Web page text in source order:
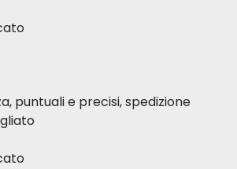
puntuali e precisi, spedizione